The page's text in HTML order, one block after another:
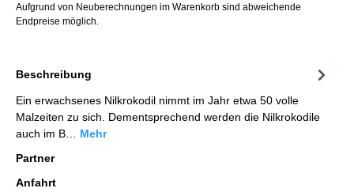
Aufgrund von Neuberechnungen im Warenkorb sind abweichende
Endpreise möglich.
Beschreibung
Ein erwachsenes Nilkrokodil nimmt im Jahr etwa 50 volle
Malzeiten zu sich. Dementsprechend werden die Nilkrokodile
auch im B… Mehr
Partner
Anfahrt